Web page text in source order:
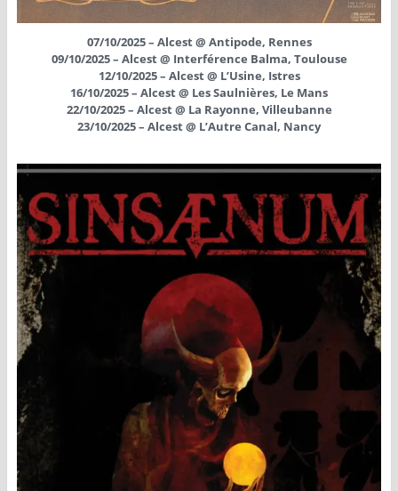
07/10/2025 – Alcest @ Antipode, Rennes
09/10/2025 – Alcest @ Interférence Balma, Toulouse
12/10/2025 – Alcest @ L’Usine, Istres
16/10/2025 – Alcest @ Les Saulnières, Le Mans
22/10/2025 – Alcest @ La Rayonne, Villeubanne
23/10/2025 – Alcest @ L’Autre Canal, Nancy